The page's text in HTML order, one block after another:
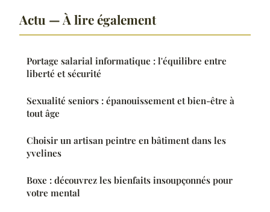
Actu — À lire également
Portage salarial informatique : l'équilibre entre
liberté et sécurité
Sexualité seniors : épanouissement et bien-être à
tout âge
Choisir un artisan peintre en bâtiment dans les
yvelines
Boxe : découvrez les bienfaits insoupçonnés pour
votre mental